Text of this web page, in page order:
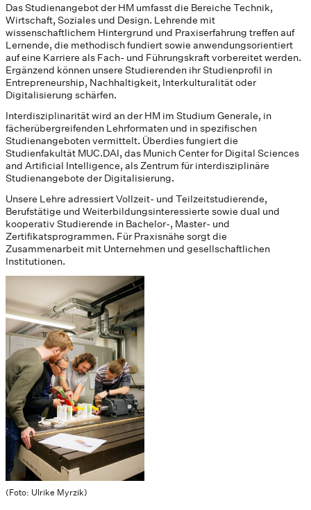
(Foto: Ulrike Myrzik)
Das Studienangebot der HM umfasst die Bereiche Technik,
Wirtschaft, Soziales und Design. Lehrende mit
wissenschaftlichem Hintergrund und Praxiserfahrung treffen auf
Lernende, die methodisch fundiert sowie anwendungsorientiert
auf eine Karriere als Fach- und Führungskraft vorbereitet werden.
Ergänzend können unsere Studierenden ihr Studienprofil in
Entrepreneurship, Nachhaltigkeit, Interkulturalität oder
Digitalisierung schärfen.
Interdisziplinarität wird an der HM im Studium Generale, in
fächerübergreifenden Lehrformaten und in spezifischen
Studienangeboten vermittelt. Überdies fungiert die
Studienfakultät MUC.DAI, das Munich Center for Digital Sciences
and Artificial Intelligence, als Zentrum für interdisziplinäre
Studienangebote der Digitalisierung.
Unsere Lehre adressiert Vollzeit- und Teilzeitstudierende,
Berufstätige und Weiterbildungsinteressierte sowie dual und
kooperativ Studierende in Bachelor-, Master- und
Zertifikatsprogrammen. Für Praxisnähe sorgt die
Zusammenarbeit mit Unternehmen und gesellschaftlichen
Institutionen.